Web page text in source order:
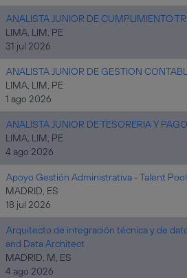
ANALISTA JUNIOR DE CUMPLIMIENTO
LIMA, LIM, PE
31 jul 2026
ANALISTA JUNIOR DE GESTION
LIMA, LIM, PE
1 ago 2026
ANALISTA JUNIOR DE TESORERIA Y
LIMA, LIM, PE
4 ago 2026
Apoyo Gestión Administrativa - Talent Pool
MADRID, ES
18 jul 2026
Arquitecto de integración técnica y de
and Data Architect
MADRID, M, ES
4 ago 2026